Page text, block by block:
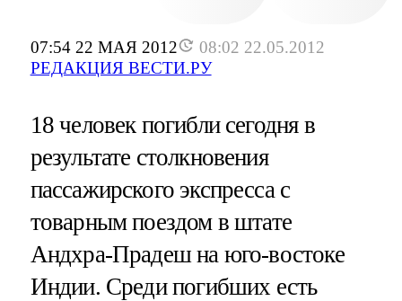
07:54 22 МАЯ 2012
08:02 22.05.2012
РЕДАКЦИЯ ВЕСТИ.РУ
18 человек погибли сегодня в
результате столкновения
пассажирского экспресса с
товарным поездом в штате
Андхра-Прадеш на юго-востоке
Индии. Среди погибших есть